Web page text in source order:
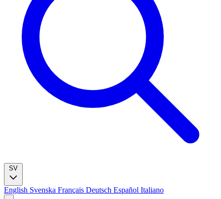
English Svenska Français Deutsch Español Italiano